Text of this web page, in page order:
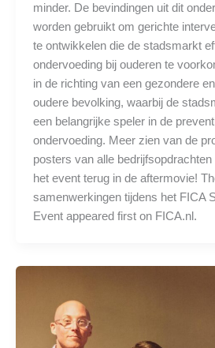
minder. De bevindingen uit dit
worden gebruikt om gerichte
te ontwikkelen die de stadsmarkt
ondervoeding bij ouderen te
in de richting van een gezondere
oudere bevolking, waarbij de
een belangrijke speler in de
ondervoeding. Meer zien van de
posters van alle
het event terug in de aftermovie!
samenwerkingen tijdens het FICA
Event appeared first on FICA.nl.